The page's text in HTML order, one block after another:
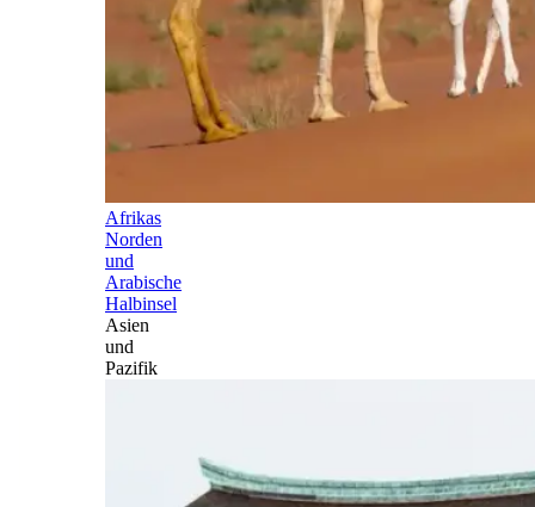
Afrikas
Norden
und
Arabische
Halbinsel
Asien
und
Pazifik